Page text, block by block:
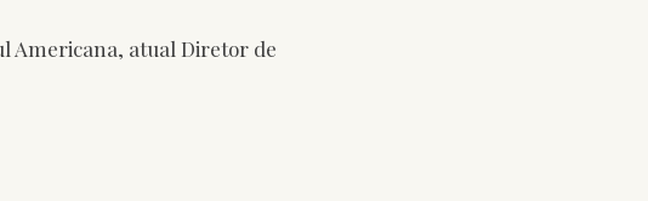
Americana, atual Diretor de